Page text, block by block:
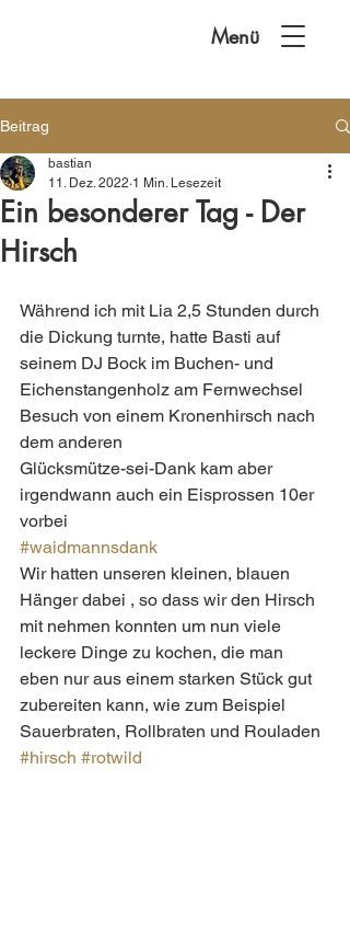
Menü
Beitrag
Ein besonderer Tag - Der
Hirsch
bastian
11. Dez. 2022 1 Min. Lesezeit
Während ich mit Lia 2,5 Stunden durch
die Dickung turnte, hatte Basti auf
seinem DJ Bock im Buchen- und
Eichenstangenholz am Fernwechsel
Besuch von einem Kronenhirsch nach
dem anderen
Glücksmütze-sei-Dank kam aber
irgendwann auch ein Eisprossen 10er
vorbei
#waidmannsdank
Wir hatten unseren kleinen, blauen
Hänger dabei , so dass wir den Hirsch
mit nehmen konnten um nun viele
leckere Dinge zu kochen, die man
eben nur aus einem starken Stück gut
zubereiten kann, wie zum Beispiel
Sauerbraten, Rollbraten und Rouladen
#hirsch #rotwild